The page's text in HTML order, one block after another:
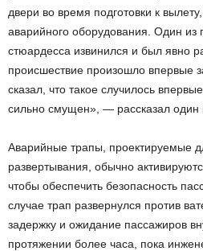
двери во время подготовки к
аварийного оборудования. Один из
стюардесса извинился и был явно
происшествие произошло впервые
сказал, что такое случилось
сильно смущен», — рассказал один
Аварийные трапы, проектируемые
развертывания, обычно
чтобы обеспечить безопасность
случае трап развернулся против
задержку и ожидание пассажиров
протяжении более часа, пока